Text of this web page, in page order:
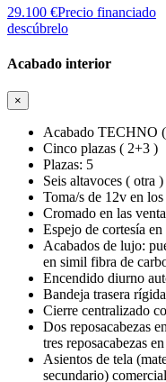
29.100 €Precio financiado
descúbrelo
Acabado interior
×
Acabado TECHNO
Cinco plazas ( 2+3 )
Plazas: 5
Seis altavoces ( otra )
Toma/s de 12v en los
Cromado en las
Espejo de cortesía
Acabados de lujo:
en simil fibra de
Encendido diurno
Bandeja trasera rígida
Cierre centralizado
Dos reposacabezas
tres reposacabezas
Asientos de tela
secundario)